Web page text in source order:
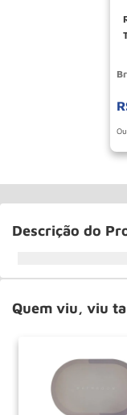
Descrição do
Quem viu, viu